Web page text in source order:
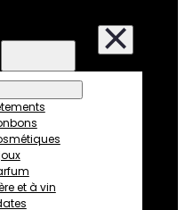
et à vin